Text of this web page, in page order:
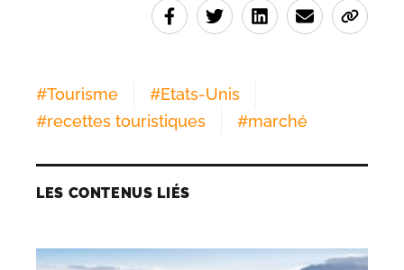
#Tourisme #Etats-Unis
#recettes touristiques #marché
LES CONTENUS LIÉS